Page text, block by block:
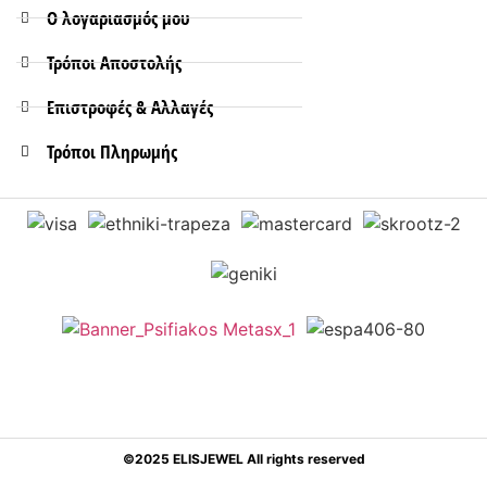
Ο λογαριασμός μου
Τρόποι Aποστολής
Επιστροφές & Αλλαγές
Τρόποι Πληρωμής
©2025 ELISJEWEL All rights reserved